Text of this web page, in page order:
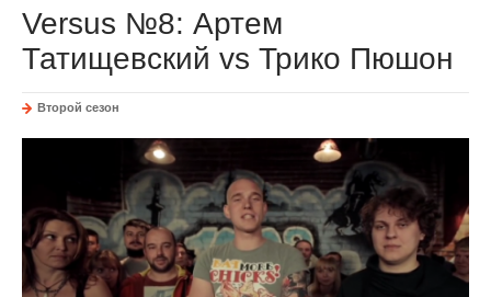
Versus №8: Артем
Татищевский vs Трико Пюшон
Второй сезон